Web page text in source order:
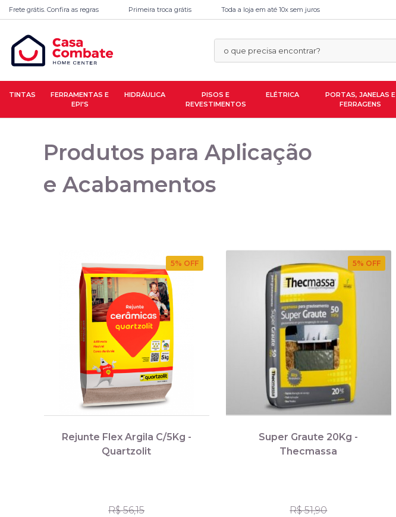
Frete grátis. Confira as regras Primeira troca grátis Toda a loja em até 10x sem juros
TINTAS
FERRAMENTAS E
EPI'S
HIDRÁULICA
PISOS E
REVESTIMENTOS
ELÉTRICA
PORTAS, JANELAS E
FERRAGENS
Produtos para Aplicação
e Acabamentos
5% OFF
Rejunte Flex Argila C/5Kg -
Quartzolit
R$ 56,15
5% OFF
Super Graute 20Kg -
Thecmassa
R$ 51,90